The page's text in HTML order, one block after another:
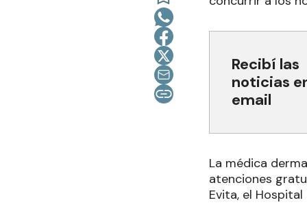
Recibí las
noticias
email
La médica
atenciones
Evita, el